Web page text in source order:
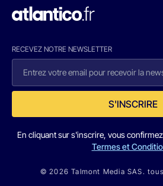
RECEVEZ NOTRE NEWSLETTER
S'INSCRIRE
En cliquant sur s'inscrire, vous
Termes et
© 2026 Talmont Media SAS.